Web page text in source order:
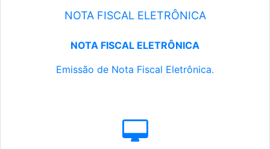
NOTA FISCAL ELETRÔNICA
NOTA FISCAL ELETRÔNICA
Emissão de Nota Fiscal Eletrônica.